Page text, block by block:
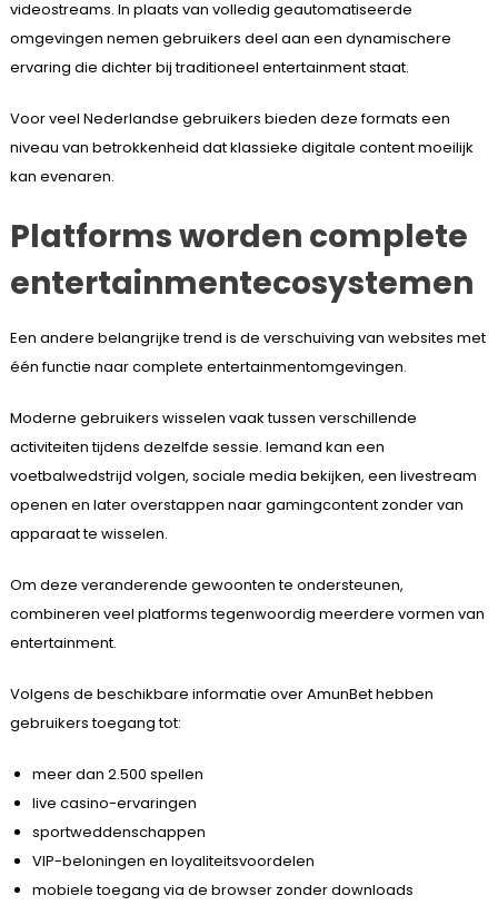
videostreams. In plaats van volledig geautomatiseerde
omgevingen nemen gebruikers deel aan een dynamischere
ervaring die dichter bij traditioneel entertainment staat.
Voor veel Nederlandse gebruikers bieden deze formats een
niveau van betrokkenheid dat klassieke digitale content moeilijk
kan evenaren.
Platforms worden complete
entertainmentecosystemen
Een andere belangrijke trend is de verschuiving van websites met
één functie naar complete entertainmentomgevingen.
Moderne gebruikers wisselen vaak tussen verschillende
activiteiten tijdens dezelfde sessie. Iemand kan een
voetbalwedstrijd volgen, sociale media bekijken, een livestream
openen en later overstappen naar gamingcontent zonder van
apparaat te wisselen.
Om deze veranderende gewoonten te ondersteunen,
combineren veel platforms tegenwoordig meerdere vormen van
entertainment.
Volgens de beschikbare informatie over AmunBet hebben
gebruikers toegang tot:
meer dan 2.500 spellen
live casino-ervaringen
sportweddenschappen
VIP-beloningen en loyaliteitsvoordelen
mobiele toegang via de browser zonder downloads